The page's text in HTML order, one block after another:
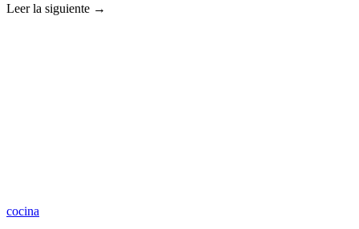
Leer la siguiente →
cocina